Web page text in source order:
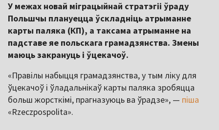
У межах новай міграцыйнай стратэгіі ўраду
Польшчы плануецца ўскладніць атрыманне
карты паляка (КП), а таксама атрыманне на
падставе яе польскага грамадзянства. Змены
маюць закрануць і ўцекачоў.
«Правілы набыцця грамадзянства, у тым ліку для
ўцекачоў і ўладальнікаў карты паляка зробяцца
больш жорсткімі, прагназуюць ва ўрадзе», — піша
«Rzeczpospolita».